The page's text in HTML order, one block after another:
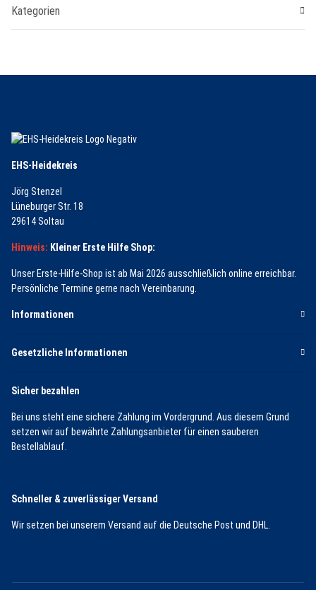
Kategorien
EHS-Heidekreis
Jörg Stenzel
Lüneburger Str. 18
29614 Soltau
Hinweis: Kleiner Erste Hilfe Shop:
Unser Erste-Hilfe-Shop ist ab Mai 2026 ausschließlich online erreichbar.
Persönliche Termine gerne nach Vereinbarung.
Informationen
Gesetzliche Informationen
Sicher bezahlen
Bei uns steht eine sichere Zahlung im Vordergrund. Aus diesem Grund
setzen wir auf bewährte Zahlungsanbieter für einen sauberen
Bestellablauf.
Schneller & zuverlässiger Versand
Wir setzen bei unserem Versand auf die Deutsche Post und DHL.